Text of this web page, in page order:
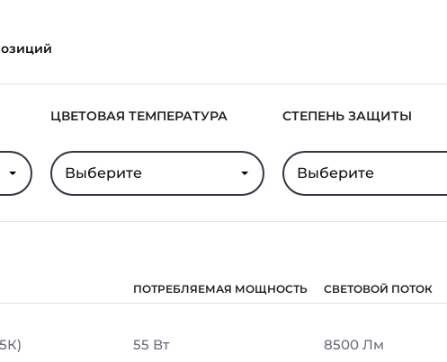
ЦВЕТОВАЯ ТЕМПЕРАТУРА
Выберите
СТЕПЕНЬ ЗАЩИТЫ
Выберите
ПОТРЕБЛЯЕМАЯ МОЩНОСТЬ СВЕТОВОЙ ПОТОК
55 Вт 8500 Лм